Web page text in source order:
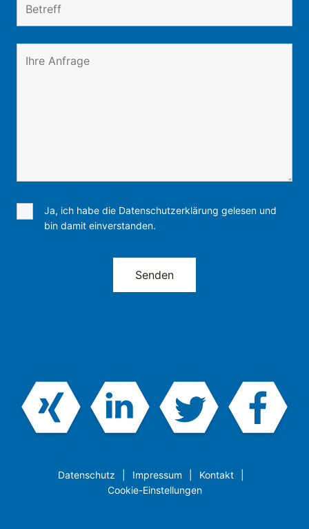
Ja, ich habe die Datenschutzerklärung gelesen und
bin damit einverstanden.
Datenschutz Impressum
Kontakt
Cookie-Einstellungen